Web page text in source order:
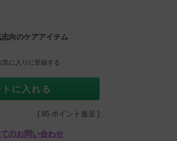
向のケアアイテム
気に入りに登録する
トに入れる
[ 85 ポイント進呈 ]
のお問い合わせ